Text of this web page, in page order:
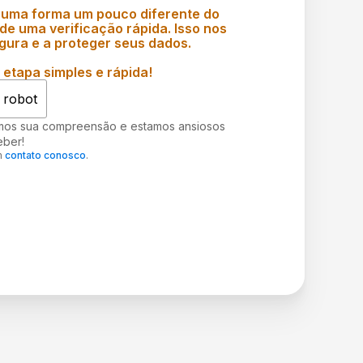
forma um pouco diferente do
uma verificação rápida. Isso nos
e a proteger seus dados.
simples e rápida!
robot
sua compreensão e estamos ansiosos
contato conosco.